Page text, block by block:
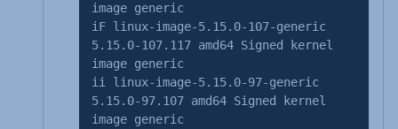
image generic
iF linux-image-5.15.0-107-generic
5.15.0-107.117 amd64 Signed kernel
image generic
ii linux-image-5.15.0-97-generic
5.15.0-97.107 amd64 Signed kernel
image generic